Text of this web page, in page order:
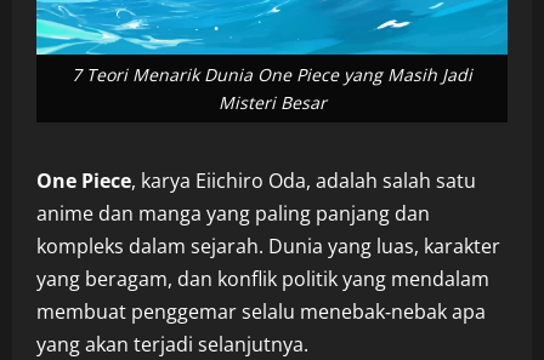
7 Teori Menarik Dunia One Piece yang Masih Jadi
Misteri Besar
One Piece, karya Eiichiro Oda, adalah salah satu
anime dan manga yang paling panjang dan
kompleks dalam sejarah. Dunia yang luas, karakter
yang beragam, dan konflik politik yang mendalam
membuat penggemar selalu menebak‑nebak apa
yang akan terjadi selanjutnya.